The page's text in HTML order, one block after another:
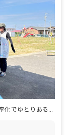
残業、持ち帰りなし！ICT化と業務効率化でゆとりある働き方を実現！